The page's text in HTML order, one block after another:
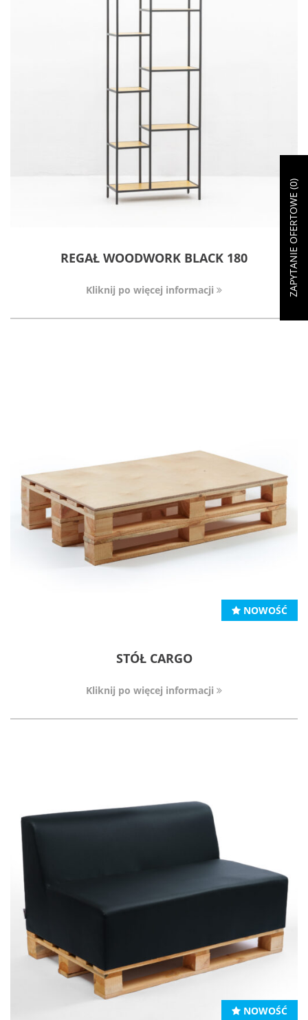
REGAŁ WOODWORK BLACK 180
Kliknij po więcej informacji
NOWOŚĆ
STÓŁ CARGO
Kliknij po więcej informacji
NOWOŚĆ
ZAPYTANIE OFERTOWE (
0
)